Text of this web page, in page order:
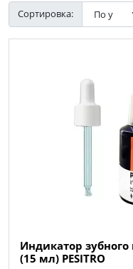
Сортировка:
Индикатор
(15 мл) PESITRO